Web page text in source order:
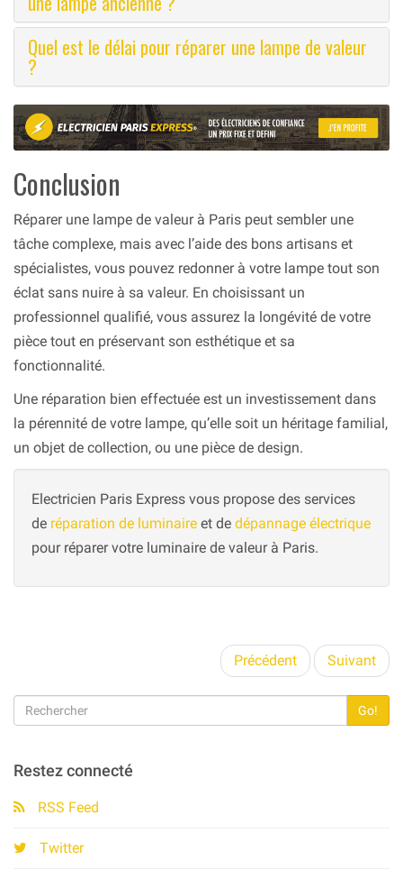
Quel est le délai pour réparer une lampe de valeur
?
Conclusion
Réparer une lampe de valeur à Paris peut sembler une
tâche complexe, mais avec l’aide des bons artisans et
spécialistes, vous pouvez redonner à votre lampe tout son
éclat sans nuire à sa valeur. En choisissant un
professionnel qualifié, vous assurez la longévité de votre
pièce tout en préservant son esthétique et sa
fonctionnalité.
Une réparation bien effectuée est un investissement dans
la pérennité de votre lampe, qu’elle soit un héritage familial,
un objet de collection, ou une pièce de design.
Electricien Paris Express vous propose des services
de réparation de luminaire et de dépannage électrique
pour réparer votre luminaire de valeur à Paris.
Précédent Suivant
Go!
Restez connecté
RSS Feed
Twitter